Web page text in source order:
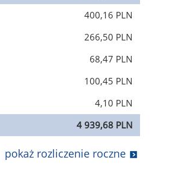
400,16 PLN
266,50 PLN
68,47 PLN
100,45 PLN
4,10 PLN
4 939,68 PLN
pokaż rozliczenie roczne